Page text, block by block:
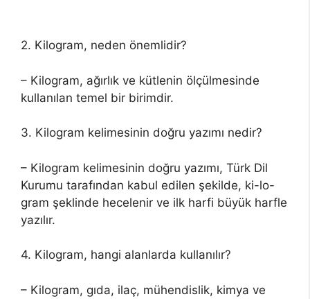
2. Kilogram, neden önemlidir?
– Kilogram, ağırlık ve kütlenin ölçülmesinde
kullanılan temel bir birimdir.
3. Kilogram kelimesinin doğru yazımı nedir?
– Kilogram kelimesinin doğru yazımı, Türk Dil
Kurumu tarafından kabul edilen şekilde, ki-lo-
gram şeklinde hecelenir ve ilk harfi büyük harfle
yazılır.
4. Kilogram, hangi alanlarda kullanılır?
– Kilogram, gıda, ilaç, mühendislik, kimya ve